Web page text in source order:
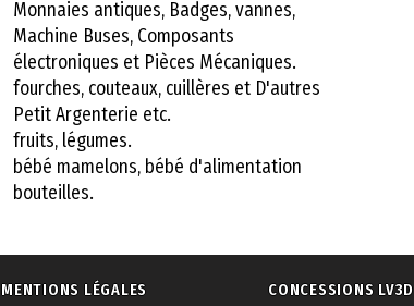
Monnaies antiques, Badges, vannes,
Machine Buses, Composants
électroniques et Pièces Mécaniques.
fourches, couteaux, cuillères et D'autres
Petit Argenterie etc.
fruits, légumes.
bébé mamelons, bébé d'alimentation
bouteilles.
MENTIONS LÉGALES CONCESSIONS LV3D